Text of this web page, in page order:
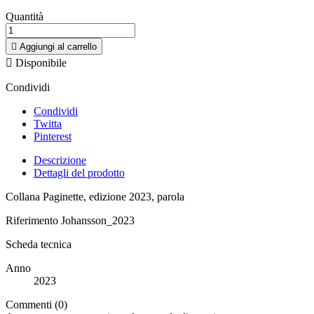
Quantità
 Aggiungi al carrello
 Disponibile
Condividi
Condividi
Twitta
Pinterest
Descrizione
Dettagli del prodotto
Collana Paginette, edizione 2023, parola
Riferimento Johansson_2023
Scheda tecnica
Anno
2023
Commenti (0)